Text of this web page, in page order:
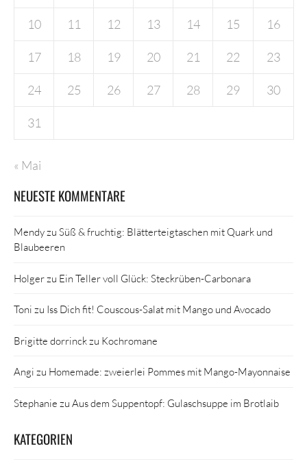
10 11 12 13 14 15 16
17 18 19 20 21 22 23
24 25 26 27 28 29 30
31
« Mai
NEUESTE KOMMENTARE
Mendyzu Süß & fruchtig: Blätterteigtaschen mit Quark und
Blaubeeren
Holgerzu Ein Teller voll Glück: Steckrüben-Carbonara
Toni zu Iss Dich fit! Couscous-Salat mit Mango und Avocado
Brigitte dorrinckzu Kochromane
Angi zu Homemade: zweierlei Pommes mit Mango-Mayonnaise
Stephanie zu Aus dem Suppentopf: Gulaschsuppe im Brotlaib
KATEGORIEN